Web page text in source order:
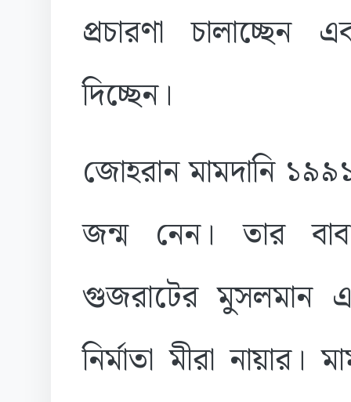
প্রচারণা
দিচ্ছেন।
জোহরান মামদানি
জন্ম নেন। তার
গুজরাটের মুসলমান
নির্মাতা মীরা